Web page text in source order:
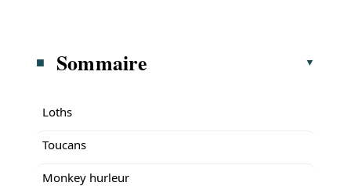
Sommaire
Loths
Toucans
Monkey hurleur